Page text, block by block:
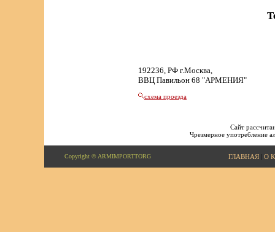
192236, РФ г.Москва,
ВВЦ Павильон 68 "АРМЕНИЯ"
схема проезда
Сайт
Чрезмерное употребление
Copyright © ARMIMPORTTORG ГЛАВНАЯ| О